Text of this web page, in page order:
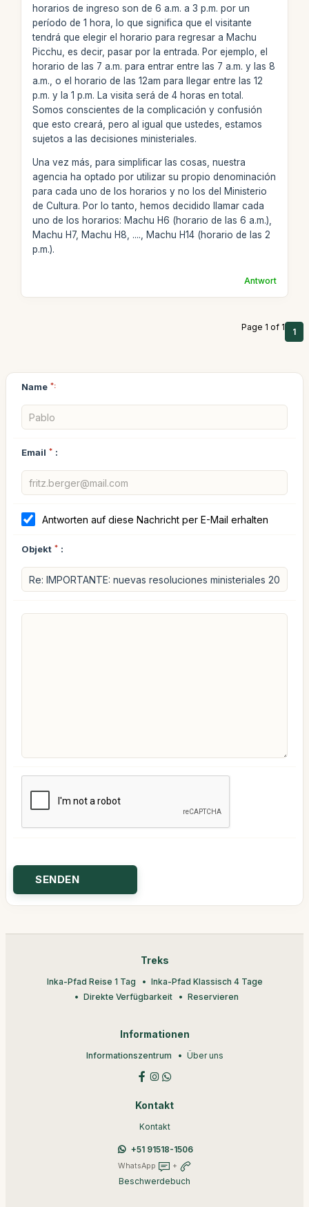
horarios de ingreso son de 6 a.m. a 3 p.m. por un
período de 1 hora, lo que significa que el visitante
tendrá que elegir el horario para regresar a Machu
Picchu, es decir, pasar por la entrada. Por ejemplo, el
horario de las 7 a.m. para entrar entre las 7 a.m. y las 8
a.m., o el horario de las 12am para llegar entre las 12
p.m. y la 1 p.m. La visita será de 4 horas en total.
Somos conscientes de la complicación y confusión
que esto creará, pero al igual que ustedes, estamos
sujetos a las decisiones ministeriales.
Una vez más, para simplificar las cosas, nuestra
agencia ha optado por utilizar su propio denominación
para cada uno de los horarios y no los del Ministerio
de Cultura. Por lo tanto, hemos decidido llamar cada
uno de los horarios: Machu H6 (horario de las 6 a.m.),
Machu H7, Machu H8, ...., Machu H14 (horario de las 2
p.m.).
Antwort
Page 1 of 1 1
Name *:
Email * :
Antworten auf diese Nachricht per E-Mail erhalten
Objekt * :
Treks
Inka-Pfad Reise 1 Tag
Inka-Pfad Klassisch 4 Tage
Direkte Verfügbarkeit
Reservieren
Informationen
Informationszentrum Über uns
Kontakt
Kontakt
+51 91518-1506
WhatsApp +
Beschwerdebuch